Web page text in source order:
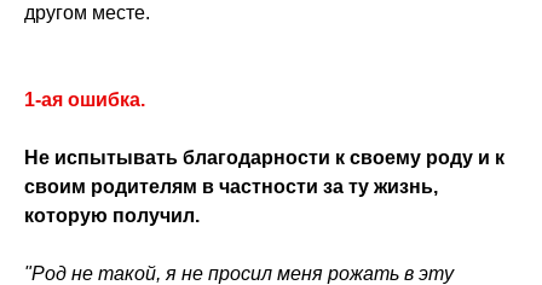
другом месте.
1-ая ошибка.
Не испытывать благодарности к своему роду и к
своим родителям в частности за ту жизнь,
которую получил.
"Род не такой, я не просил меня рожать в эту